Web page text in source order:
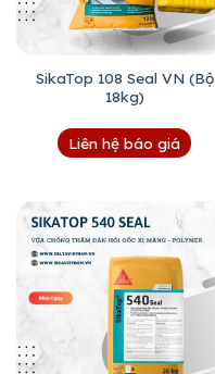
SikaTop 108 Seal VN (Bộ
18kg)
Liên hệ báo giá